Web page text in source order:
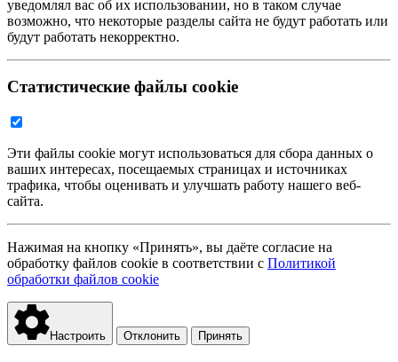
уведомлял вас об их использовании, но в таком случае
возможно, что некоторые разделы сайта не будут работать или
будут работать некорректно.
Статистические файлы cookie
Эти файлы cookie могут использоваться для сбора данных о
ваших интересах, посещаемых страницах и источниках
трафика, чтобы оценивать и улучшать работу нашего веб-
сайта.
Нажимая на кнопку «Принять», вы даёте согласие на
обработку файлов cookie в соответствии с Политикой
обработки файлов cookie
Настроить Отклонить Принять